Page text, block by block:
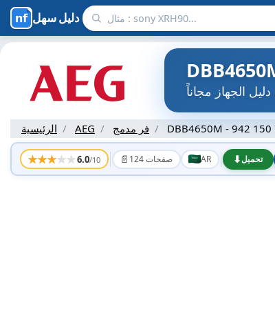
دليل سهل
الرئيسية AEG فر مدمج DBB4650M - 942
★★★★★6.0/10 📄 124 صفحات AR ⬇تحميل